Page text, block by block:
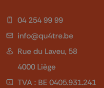
04 254 99 99
info@qu4tre.be
Rue du Laveu, 58
4000 Liège
TVA : BE 0405.931.241